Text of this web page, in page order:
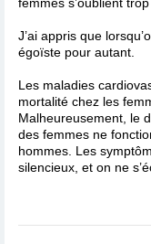
J’ai appris que
égoïste pour autant.
Les maladies
mortalité chez les
Malheureusement, le
des femmes ne
hommes. Les
silencieux, et on ne